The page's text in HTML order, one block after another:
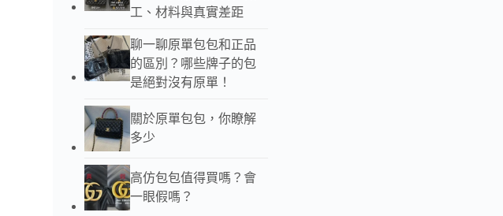
工、材料與真實差距
聊一聊原單包包和正品
的區別？哪些牌子的包
是絕對沒有原單！
關於原單包包，你瞭解
多少
高仿包包值得買嗎？會
一眼假嗎？